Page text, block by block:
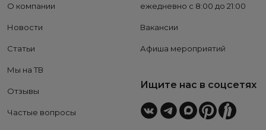
О компании
Новости
Статьи
Мы на ТВ
Отзывы
Частые вопросы
ежедневно с 8:00 до 21:00
Вакансии
Афиша мероприятий
Ищите нас в соцсетях